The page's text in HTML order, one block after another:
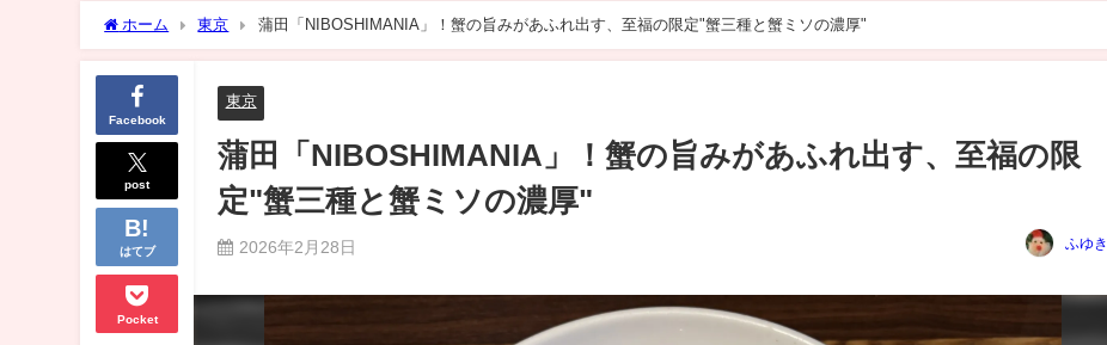
麺」！
ホーム 東京 蒲田「NIBOSHIMANIA」！蟹の旨みがあふれ出す、至福の限定"蟹三種と蟹ミソの濃厚"
Facebook
post
はてブ
Pocket
東京
蒲田「NIBOSHIMANIA」！蟹の旨みがあふれ出す、至福の限
定"蟹三種と蟹ミソの濃厚"
2026年2月28日 ふゆき